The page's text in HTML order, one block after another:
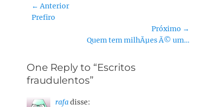
Navegação
de
← Anterior
Post
Prefiro
Próximo →
Quem tem milhÃµes Ã© um…
One Reply to “Escritos
fraudulentos”
rafadisse: